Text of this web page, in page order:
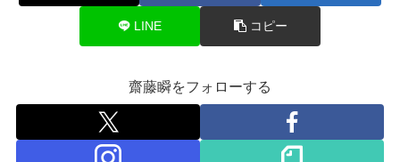
LINE コピー
齋藤瞬をフォローする